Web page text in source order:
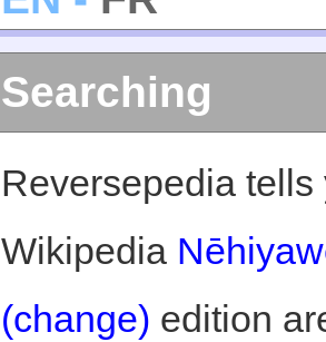
Searching
Reversepedia
Wikipedia
(change) edition